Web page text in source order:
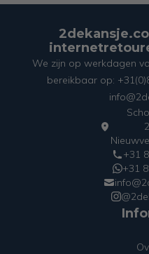
We zijn op werkdagen
bereikbaar op:
+31
+31